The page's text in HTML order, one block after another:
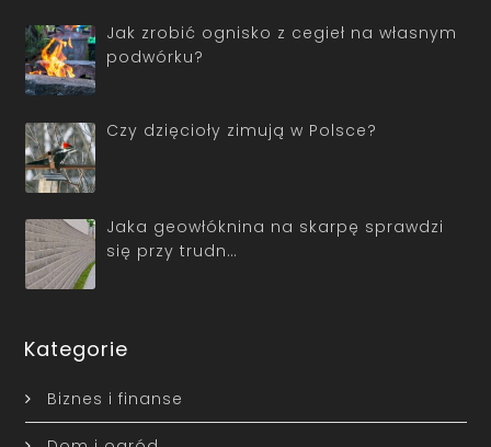
Jak zrobić ognisko z cegieł na własnym
podwórku?
Czy dzięcioły zimują w Polsce?
Jaka geowłóknina na skarpę sprawdzi
się przy trudn…
Kategorie
Biznes i finanse